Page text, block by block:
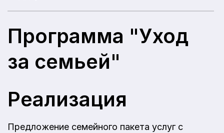
Программа "Уход
за семьей"
Реализация
Предложение семейного пакета услуг с